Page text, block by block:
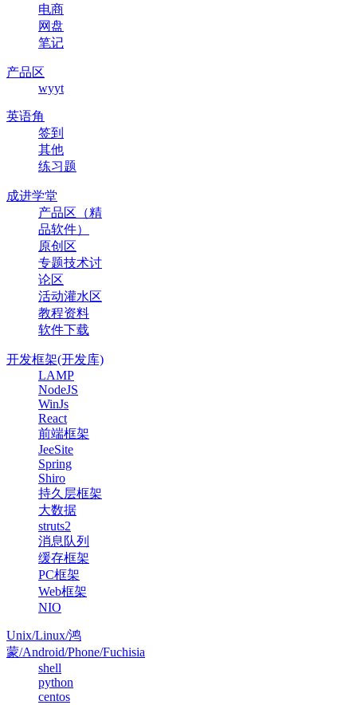
电商
网盘
笔记
产品区
wyyt
英语角
签到
其他
练习题
成进学堂
产品区（精
品软件）
原创区
专题技术讨
论区
活动灌水区
教程资料
软件下载
开发框架(开发库)
LAMP
NodeJS
WinJs
React
前端框架
JeeSite
Spring
Shiro
持久层框架
大数据
struts2
消息队列
缓存框架
PC框架
Web框架
NIO
Unix/Linux/鸿
蒙/Android/Phone/Fuchisia
shell
python
centos